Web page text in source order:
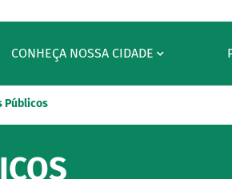
CONHEÇA NOSSA CIDADE
Públicos